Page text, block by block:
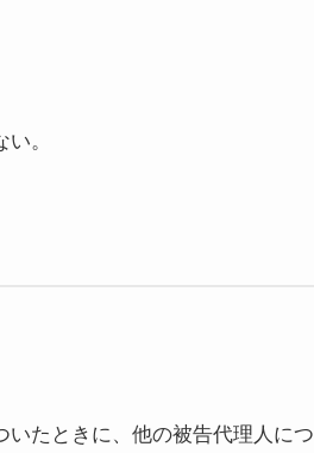
。
たときに、他の被告代理人につ